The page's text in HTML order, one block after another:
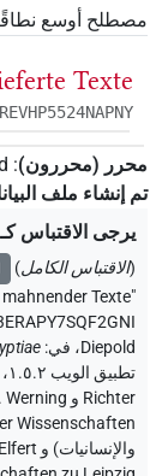
مصطلح أوسع
Texte
محرر (محررون):
تم إنشاء ملف
يرجى الاقتباس كـ
(الاقتباس الكامل)
Diepold، في: